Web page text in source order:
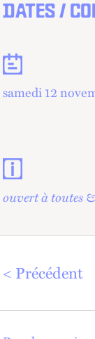
DATES /
Dates
samedi 12
Contacts et
ouvert à toutes
Précédent